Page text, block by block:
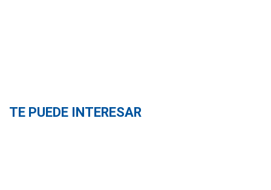
TE PUEDE INTERESAR